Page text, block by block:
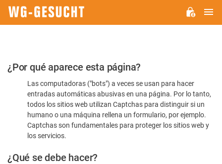
Por
favor,
confirme
humano
¿Por qué aparece esta página?
Las computadoras ("bots") a veces se usan para hacer
entradas automáticas abusivas en una página. Por lo tanto,
todos los sitios web utilizan Captchas para distinguir si un
humano o una máquina rellena un formulario, por ejemplo.
Captchas son fundamentales para proteger los sitios web y
los servicios.
¿Qué se debe hacer?